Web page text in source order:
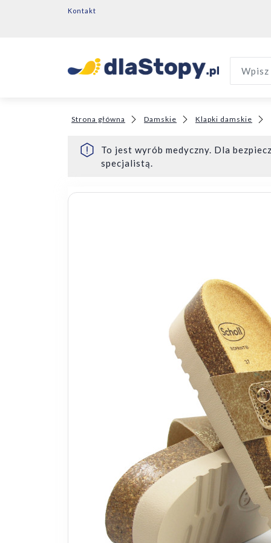
Kontakt
Strona główna Damskie Klapki damskie
To jest wyrób medyczny. Dla
specjalistą.